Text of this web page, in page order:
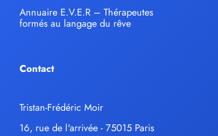
Annuaire E.V.E.R – Thérapeutes
formés au langage du rêve
Contact
Tristan-Frédéric Moir
16, rue de l'arrivée - 75015 Paris